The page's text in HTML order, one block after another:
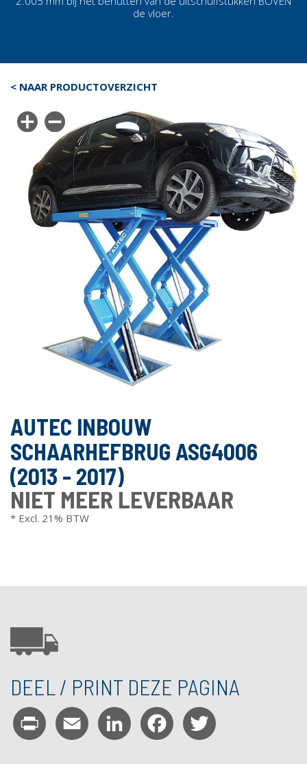
de vloer.
< NAAR PRODUCTOVERZICHT
AUTEC INBOUW
SCHAARHEFBRUG ASG4006
(2013 - 2017)
NIET MEER LEVERBAAR
* Excl. 21% BTW
DEEL / PRINT DEZE PAGINA
Print Email LinkedInFacebook